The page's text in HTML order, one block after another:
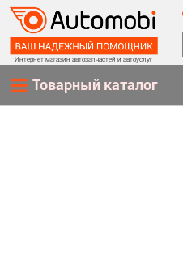
Интернет магазин автозапчастей и автоуслуг
Товарный каталог